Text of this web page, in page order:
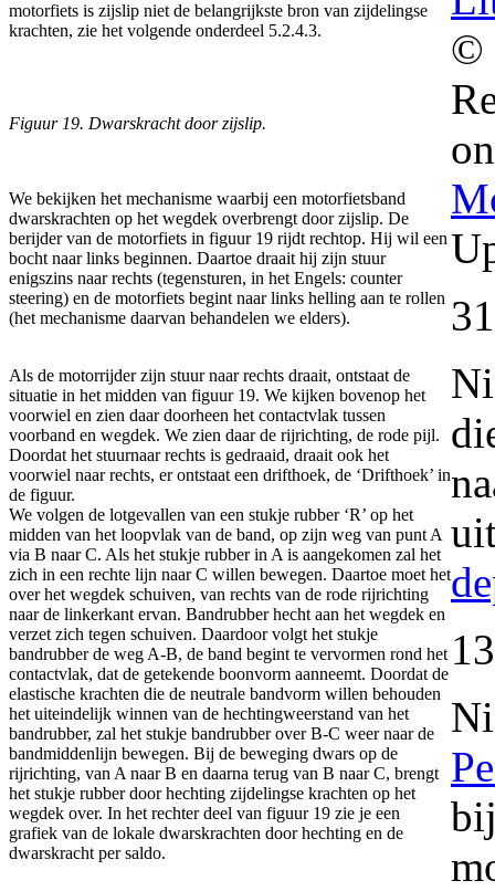
motorfiets is zijslip niet de belangrijkste bron van zijdelingse
krachten, zie het volgende onderdeel 5.2.4.3.
Figuur 19. Dwarskracht door zijslip.
We bekijken het mechanisme waarbij een motorfietsband
dwarskrachten op het wegdek overbrengt door zijslip. De
berijder van de motorfiets in figuur 19 rijdt rechtop. Hij wil een
bocht naar links beginnen. Daartoe draait hij zijn stuur
enigszins naar rechts (tegensturen, in het Engels: counter
steering) en de motorfiets begint naar links helling aan te rollen
(het mechanisme daarvan behandelen we elders).
Als de motorrijder zijn stuur naar rechts draait, ontstaat de
situatie in het midden van figuur 19. We kijken bovenop het
voorwiel en zien daar doorheen het contactvlak tussen
voorband en wegdek. We zien daar de rijrichting, de rode pijl.
Doordat het stuurnaar rechts is gedraaid, draait ook het
voorwiel naar rechts, er ontstaat een drifthoek, de ‘Drifthoek’ in
de figuur.
We volgen de lotgevallen van een stukje rubber ‘R’ op het
midden van het loopvlak van de band, op zijn weg van punt A
via B naar C. Als het stukje rubber in A is aangekomen zal het
zich in een rechte lijn naar C willen bewegen. Daartoe moet het
over het wegdek schuiven, van rechts van de rode rijrichting
naar de linkerkant ervan. Bandrubber hecht aan het wegdek en
verzet zich tegen schuiven. Daardoor volgt het stukje
bandrubber de weg A-B, de band begint te vervormen rond het
contactvlak, dat de getekende boonvorm aanneemt. Doordat de
elastische krachten die de neutrale bandvorm willen behouden
het uiteindelijk winnen van de hechtingweerstand van het
bandrubber, zal het stukje bandrubber over B-C weer naar de
bandmiddenlijn bewegen. Bij de beweging dwars op de
rijrichting, van A naar B en daarna terug van B naar C, brengt
het stukje rubber door hechting zijdelingse krachten op het
wegdek over. In het rechter deel van figuur 19 zie je een
grafiek van de lokale dwarskrachten door hechting en de
dwarskracht per saldo.
©